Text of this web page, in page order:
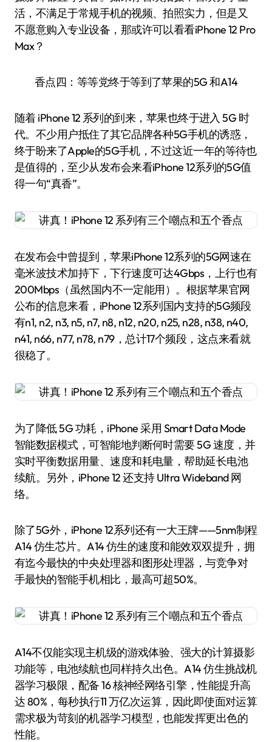
活，不满足于常规手机的视频、拍照实力，但是又
不愿意购入专业设备，那或许可以看看iPhone 12 Pro
Max？
香点四：等等党终于等到了苹果的5G 和A14
随着 iPhone 12 系列的到来，苹果也终于进入 5G 时
代。不少用户抵住了其它品牌各种5G手机的诱惑，
终于盼来了Apple的5G手机，不过这近一年的等待也
是值得的，至少从发布会来看iPhone 12系列的5G值
得一句“真香”。
在发布会中曾提到，苹果iPhone 12系列的5G网速在
毫米波技术加持下，下行速度可达4Gbps，上行也有
200Mbps（虽然国内不一定能用）。根据苹果官网
公布的信息来看，iPhone 12系列国内支持的5G频段
有n1, n2, n3, n5, n7, n8, n12, n20, n25, n28, n38, n40,
n41, n66, n77, n78, n79，总计17个频段，这点来看就
很稳了。
为了降低 5G 功耗，iPhone 采用 Smart Data Mode
智能数据模式，可智能地判断何时需要 5G 速度，并
实时平衡数据用量、速度和耗电量，帮助延长电池
续航。另外，iPhone 12 还支持 Ultra Wideband 网
络。
除了5G外，iPhone 12系列还有一大王牌——5nm制程
A14 仿生芯片。A14 仿生的速度和能效双双提升，拥
有迄今最快的中央处理器和图形处理器，与竞争对
手最快的智能手机相比，最高可超50%。
A14不仅能实现主机级的游戏体验、强大的计算摄影
功能等，电池续航也同样持久出色。A14 仿生挑战机
器学习极限，配备 16 核神经网络引擎，性能提升高
达 80%，每秒执行11 万亿次运算，因此即使面对运算
需求极为苛刻的机器学习模型，也能发挥更出色的
性能。